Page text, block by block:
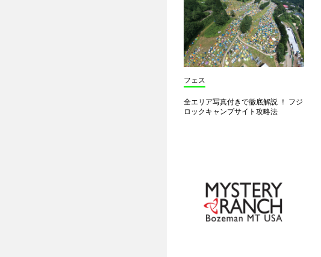
フェス
全エリア写真付きで徹底解説 ！ フジ
ロックキャンプサイト攻略法